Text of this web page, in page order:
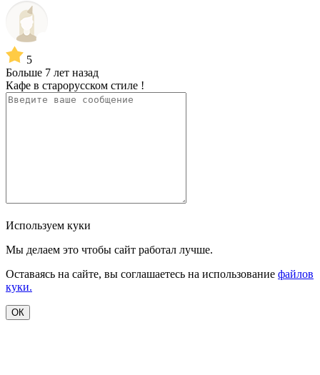
5
Больше 7 лет назад
Кафе в старорусском стиле !
Используем куки
Мы делаем это чтобы сайт работал лучше.
Оставаясь на сайте, вы соглашаетесь на использование файлов
куки.
ОК